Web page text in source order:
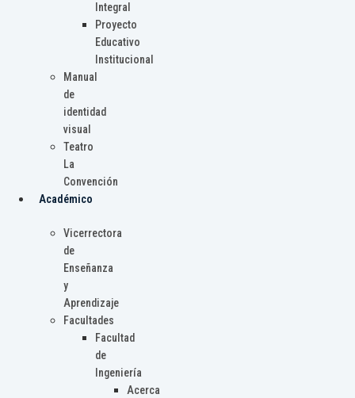
Integral
Proyecto
Educativo
Institucional
Manual
de
identidad
visual
Teatro
La
Convención
Académico
Vicerrectora
de
Enseñanza
y
Aprendizaje
Facultades
Facultad
de
Ingeniería
Acerca